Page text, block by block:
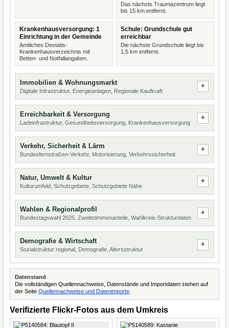
Das nächste Traumazentrum liegt
bis 15 km entfernt.
Krankenhausversorgung: 1
Einrichtung in der Gemeinde
Amtliches Destatis-
Krankenhausverzeichnis mit
Betten- und Notfallangaben.
Schule: Grundschule gut
erreichbar
Die nächste Grundschule liegt bis
1,5 km entfernt.
Immobilien & Wohnungsmarkt
Digitale Infrastruktur, Energieanlagen, Regionale Kaufkraft
Erreichbarkeit & Versorgung
Ladeinfrastruktur, Gesundheitsversorgung, Krankenhausversorgung
Verkehr, Sicherheit & Lärm
Bundesfernstraßen-Verkehr, Motorisierung, Verkehrssicherheit
Natur, Umwelt & Kultur
Kulturumfeld, Schutzgebiete, Schutzgebiete Nähe
Wahlen & Regionalprofil
Bundestagswahl 2025, Zweitstimmenanteile, Wahlkreis-Strukturdaten
Demografie & Wirtschaft
Sozialstruktur regional, Demografie, Altersstruktur
Datenstand
Die vollständigen Quellennachweise, Datenstände und Importdaten stehen auf
der Seite Quellennachweise und Datenimporte
Verifizierte Flickr-Fotos aus dem Umkreis